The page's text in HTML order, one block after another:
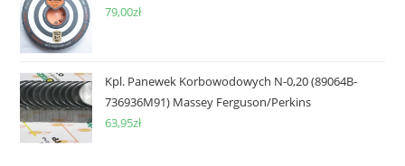
79,00zł
Kpl. Panewek Korbowodowych N-0,20 (89064B-
736936M91) Massey Ferguson/Perkins
63,95zł